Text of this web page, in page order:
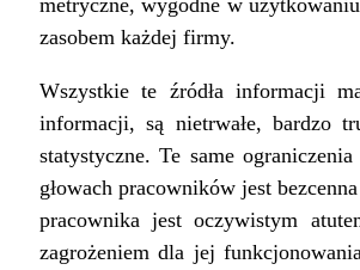
zasobem każdej firmy.
Wszystkie te źródła informacji
informacji, są nietrwałe, bardzo
statystyczne. Te same
głowach pracowników jest
pracownika jest oczywistym
zagrożeniem dla jej